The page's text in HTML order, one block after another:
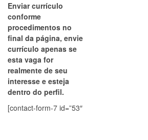
Enviar currículo
conforme
procedimentos no
final da página, envie
currículo apenas se
esta vaga for
realmente de seu
interesse e esteja
dentro do perfil.
[contact-form-7 id=”53″